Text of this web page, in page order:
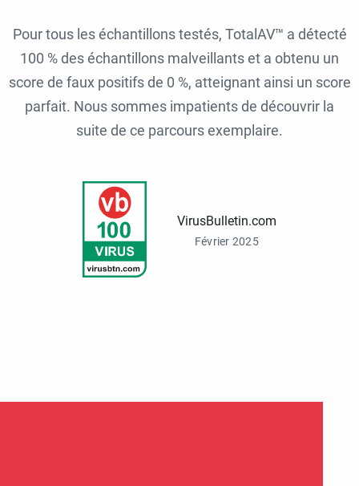
Pour tous les échantillons testés, TotalAV™ a détecté
100 % des échantillons malveillants et a obtenu un
score de faux positifs de 0 %, atteignant ainsi un score
parfait. Nous sommes impatients de découvrir la
suite de ce parcours exemplaire.
VirusBulletin.com
Février 2025